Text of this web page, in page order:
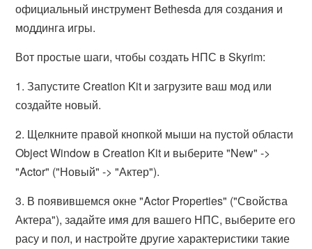
официальный инструмент Bethesda для создания и
моддинга игры.
Вот простые шаги, чтобы создать НПС в Skyrim:
1. Запустите Creation Kit и загрузите ваш мод или
создайте новый.
2. Щелкните правой кнопкой мыши на пустой области
Object Window в Creation Kit и выберите "New" ->
"Actor" ("Новый" -> "Актер").
3. В появившемся окне "Actor Properties" ("Свойства
Актера"), задайте имя для вашего НПС, выберите его
расу и пол, и настройте другие характеристики такие